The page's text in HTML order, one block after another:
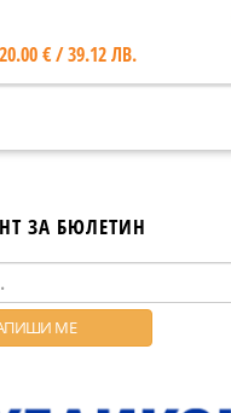
20.00 € / 39.12 ЛВ.
ЗА БЮЛЕТИН